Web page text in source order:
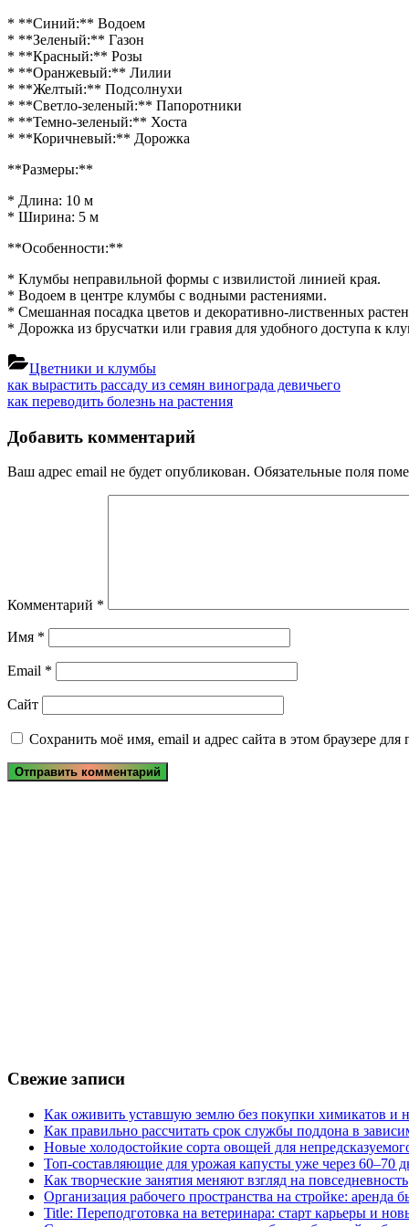
* **Синий:** Водоем
* **Зеленый:** Газон
* **Красный:** Розы
* **Оранжевый:** Лилии
* **Желтый:** Подсолнухи
* **Светло-зеленый:** Папоротники
* **Темно-зеленый:** Хоста
* **Коричневый:** Дорожка
**Размеры:**
* Длина: 10 м
* Ширина: 5 м
**Особенности:**
* Клумбы неправильной формы с извилистой линией края.
* Водоем в центре клумбы с водными растениями.
* Смешанная посадка цветов и декоративно-лиственных
* Дорожка из брусчатки или гравия для удобного доступа к
Цветники и клумбы
Навигация
по
записям
Previous
Post:
как вырастить рассаду из семян винограда девичьего
Next
как переводить болезнь на растения
Добавить комментарий
Ваш адрес email не будет опубликован. Обязательные поля
Комментарий *
Имя *
Email *
Сайт
Сохранить моё имя, email и адрес сайта в этом браузере
Свежие записи
Как оживить уставшую землю без покупки химикатов и
Как правильно рассчитать срок службы поддона в
Новые холодостойкие сорта овощей для
Топ-составляющие для урожая капусты уже через 60–70
Как творческие занятия меняют взгляд на повседневность
Организация рабочего пространства на стройке: аренда
Title: Переподготовка на ветеринара: старт карьеры и